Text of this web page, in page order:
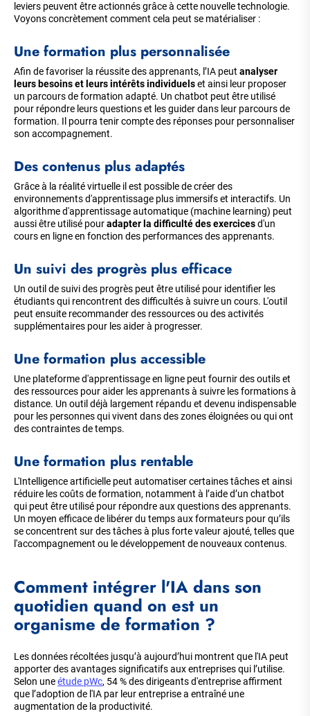
leviers peuvent être actionnés grâce à cette nouvelle technologie.
Voyons concrètement comment cela peut se matérialiser :
Une formation plus personnalisée
Afin de favoriser la réussite des apprenants, l’IA peut analyser
leurs besoins et leurs intérêts individuelset ainsi leur proposer
un parcours de formation adapté. Un chatbot peut être utilisé
pour répondre leurs questions et les guider dans leur parcours de
formation. Il pourra tenir compte des réponses pour personnaliser
son accompagnement.
Des contenus plus adaptés
Grâce à la réalité virtuelle il est possible de créer des
environnements d'apprentissage plus immersifs et interactifs. Un
algorithme d'apprentissage automatique (machine learning) peut
aussi être utilisé pouradapter la difficulté des exercicesd'un
cours en ligne en fonction des performances des apprenants.
Un suivi des progrès plus efficace
Un outil de suivi des progrès peut être utilisé pour identifier les
étudiants qui rencontrent des difficultés à suivre un cours. L'outil
peut ensuite recommander des ressources ou des activités
supplémentaires pour les aider à progresser.
Une formation plus accessible
Une plateforme d'apprentissage en ligne peut fournir des outils et
des ressources pour aider les apprenants à suivre les formations à
distance. Un outil déjà largement répandu et devenu indispensable
pour les personnes qui vivent dans des zones éloignées ou qui ont
des contraintes de temps.
Une formation plus rentable
L'Intelligence artificielle peut automatiser certaines tâches et ainsi
réduire les coûts de formation, notamment à l’aide d’un chatbot
qui peut être utilisé pour répondre aux questions des apprenants.
Un moyen efficace de libérer du temps aux formateurs pour qu’ils
se concentrent sur des tâches à plus forte valeur ajouté, telles que
l'accompagnement ou le développement de nouveaux contenus.
Comment intégrer l'IA dans son
quotidien quand on est un
organisme de formation ?
Les données récoltées jusqu’à aujourd’hui montrent que l'IA peut
apporter des avantages significatifs aux entreprises qui l’utilise.
Selon uneétude pWc, 54 % des dirigeants d'entreprise affirment
que l’adoption de l'IA par leur entreprise a entraîné une
augmentation de la productivité.